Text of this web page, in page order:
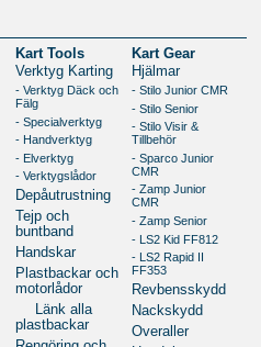
Kart Tools
Verktyg Karting
- Verktyg Däck och
Fälg
- Specialverktyg
- Handverktyg
- Elverktyg
- Verktygslådor
Depåutrustning
Tejp och
buntband
Handskar
Plastbackar och
motorlådor
Länk alla
plastbackar
Kart Gear
Hjälmar
- Stilo Junior CMR
- Stilo Senior
- Stilo Visir &
Tillbehör
- Sparco Junior
CMR
- Zamp Junior
CMR
- Zamp Senior
- LS2 Kid FF812
- LS2 Rapid II
FF353
Revbensskydd
Nackskydd
Overaller